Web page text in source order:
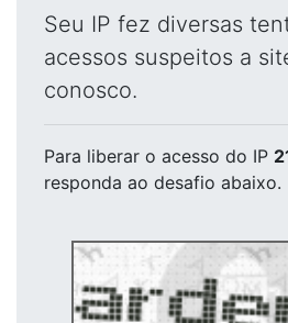
Seu IP fez diversas
acessos suspeitos a
conosco.
Para liberar o acesso do IP
responda ao desafio abaixo.